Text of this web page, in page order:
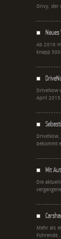
Drivy, der
Ab 2016
knapp
DriveNow
April 2015
DriveNow,
bekommt
Mit
Die
Mehr als
Führende...